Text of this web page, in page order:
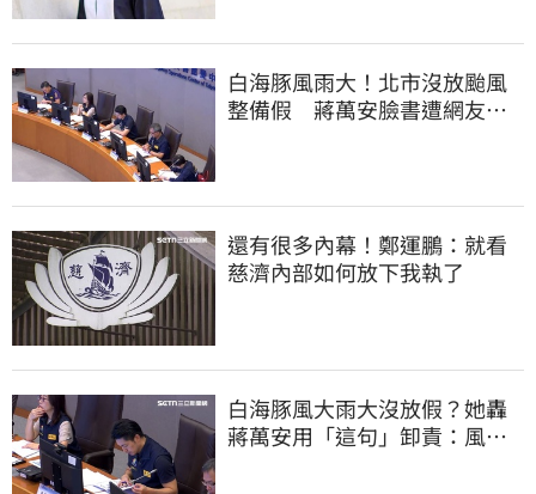
白海豚風雨大！北市沒放颱風
整備假 蔣萬安臉書遭網友灌
還有很多內幕！鄭運鵬：就看
慈濟內部如何放下我執了
白海豚風大雨大沒放假？她轟
蔣萬安用「這句」卸責：風雨